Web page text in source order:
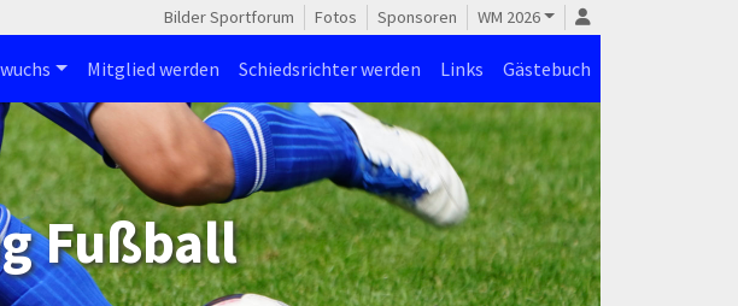
Bilder Sportforum Fotos Sponsoren WM 2026
Mitglied werden Schiedsrichter werden Links Gästebuch
Fußball